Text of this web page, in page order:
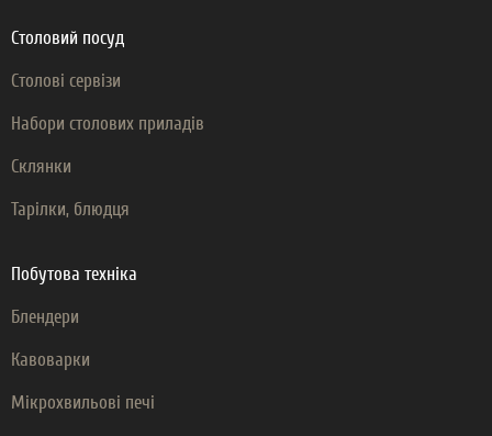
Столовий посуд
Столові сервізи
Набори столових приладів
Склянки
Тарілки, блюдця
Побутова техніка
Блендери
Кавоварки
Мікрохвильові печі